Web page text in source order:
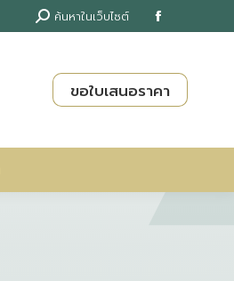
Search:
ค้นหาในเว็บไซต์
Facebook
opens
in
ขอใบเสนอราคา